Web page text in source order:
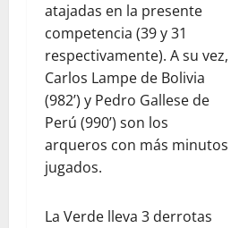
atajadas en la presente
competencia (39 y 31
respectivamente). A su vez,
Carlos Lampe de Bolivia
(982’) y Pedro Gallese de
Perú (990’) son los
arqueros con más minutos
jugados.
La Verde lleva 3 derrotas